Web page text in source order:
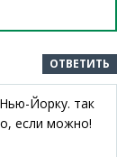
ОТВЕТИТЬ
Йорку. так
если можно!